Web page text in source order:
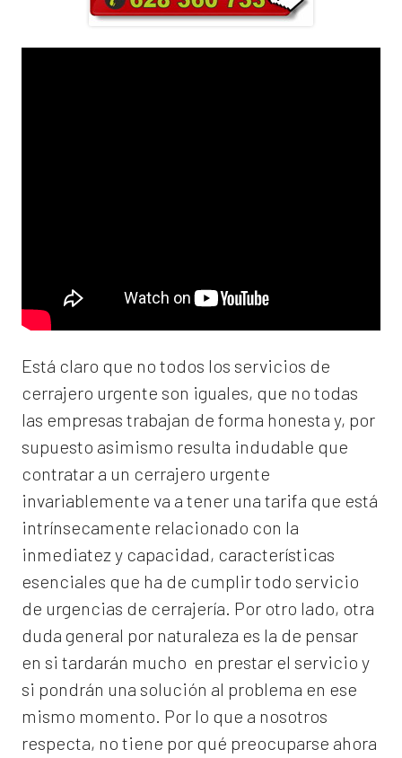
Está claro que no todos los servicios de
cerrajero urgente son iguales, que no todas
las empresas trabajan de forma honesta y, por
supuesto asimismo resulta indudable que
contratar a un cerrajero urgente
invariablemente va a tener una tarifa que está
intrínsecamente relacionado con la
inmediatez y capacidad, características
esenciales que ha de cumplir todo servicio
de urgencias de cerrajería. Por otro lado, otra
duda general por naturaleza es la de pensar
en si tardarán mucho en prestar el servicio y
si pondrán una solución al problema en ese
mismo momento. Por lo que a nosotros
respecta, no tiene por qué preocuparse ahora